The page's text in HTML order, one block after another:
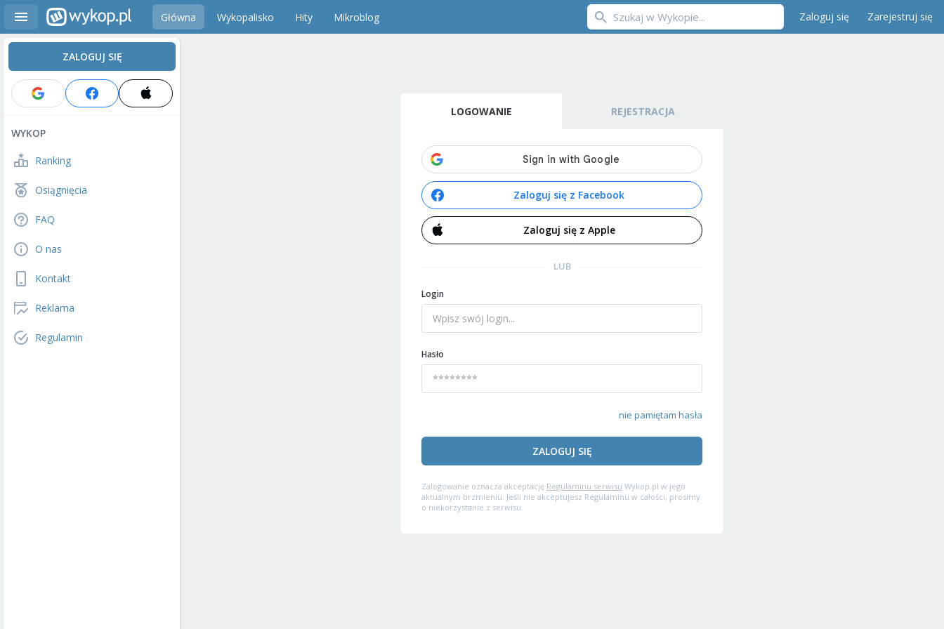
Główna Wykopalisko Hity Mikroblog Zaloguj się Zarejestruj się
ZALOGUJ SIĘ
WYKOP
Ranking
Osiągnięcia
FAQ
O nas
Kontakt
Reklama
Regulamin
LOGOWANIE REJESTRACJA
Zaloguj się z Facebook
Zaloguj się z Apple
LUB
Login
Hasło
nie pamiętam hasła
ZALOGUJ SIĘ
Zalogowanie oznacza akceptację Regulaminu serwisu Wykop.pl w jego
aktualnym brzmieniu. Jeśli nie akceptujesz Regulaminu w całości, prosimy
o niekorzystanie z serwisu.